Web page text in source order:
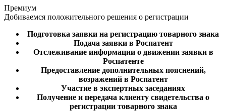
Премиум
Добиваемся положительного решения о регистрации
Подготовка заявки на регистрацию товарного знака
Подача заявки в Роспатент
Отслеживание информации о движении заявки в
Роспатенте
Предоставление дополнительных пояснений,
возражений в Роспатент
Участие в экспертных заседаниях
Получение и передача клиенту свидетельства о
регистрации товарного знака